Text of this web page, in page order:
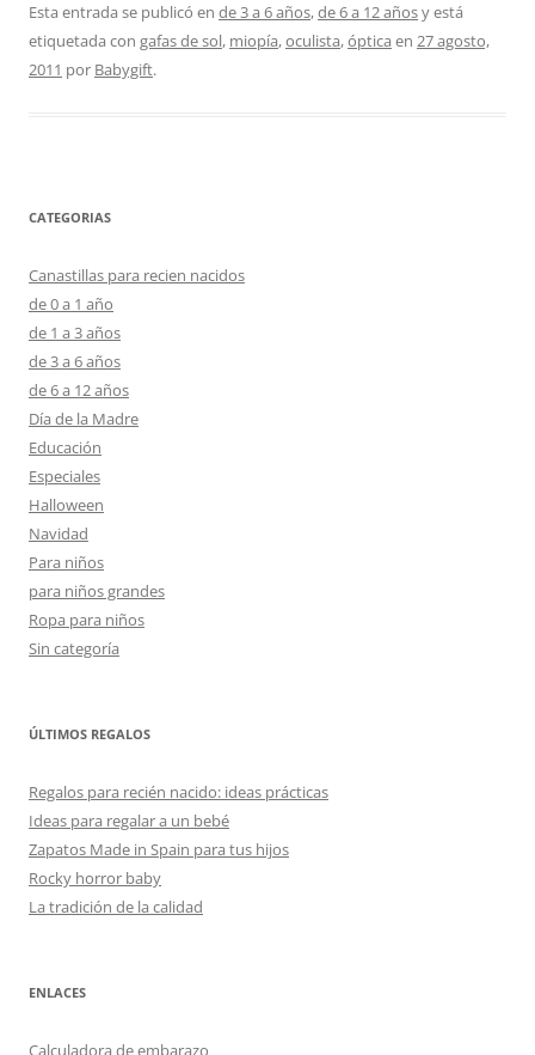
Esta entrada se publicó en de 3 a 6 años,de 6 a 12 añosy está
etiquetada con gafas de sol, miopía,oculista,óptica en 27 agosto,
2011 por Babygift.
CATEGORIAS
Canastillas para recien nacidos
de 0 a 1 año
de 1 a 3 años
de 3 a 6 años
de 6 a 12 años
Día de la Madre
Educación
Especiales
Halloween
Navidad
Para niños
para niños grandes
Ropa para niños
Sin categoría
ÚLTIMOS REGALOS
Regalos para recién nacido: ideas prácticas
Ideas para regalar a un bebé
Zapatos Made in Spain para tus hijos
Rocky horror baby
La tradición de la calidad
ENLACES
Calculadora de embarazo